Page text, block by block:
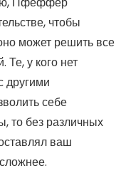
чтобы
может решить все
Те, у кого нет
другими
себе
то без различных
ваш